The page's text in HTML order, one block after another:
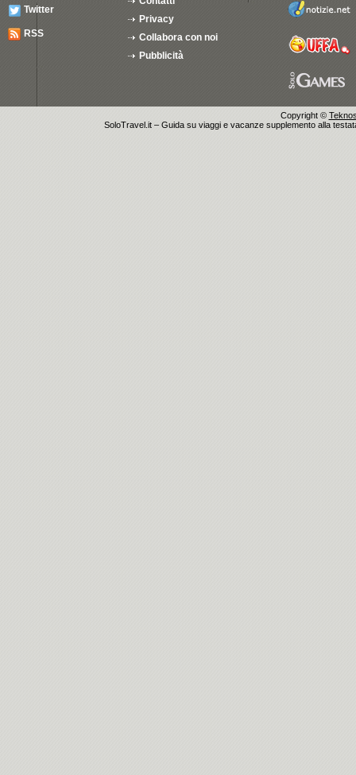
Twitter
RSS
Privacy
Collabora con noi
Pubblicità
Copyright ©
SoloTravel.it – Guida su viaggi e vacanze supplemento alla